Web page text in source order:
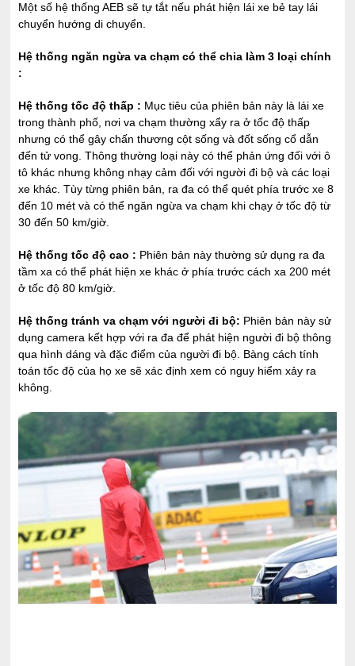
Một số hệ thống AEB sẽ tự tắt nếu phát hiện lái xe bẻ tay lái
chuyển hướng di chuyển.
Hệ thống ngăn ngừa va chạm có thể chia làm 3 loại chính
:
Hệ thống tốc độ thấp : Mục tiêu của phiên bản này là lái xe
trong thành phố, nơi va chạm thường xẩy ra ở tốc độ thấp
nhưng có thể gây chấn thương cột sống và đốt sống cổ dẫn
đến tử vong. Thông thường loại này có thể phản ứng đối với ô
tô khác nhưng không nhạy cảm đối với người đi bộ và các loại
xe khác. Tùy từng phiên bản, ra đa có thể quét phía trước xe 8
đến 10 mét và có thể ngăn ngừa va chạm khi chạy ở tốc độ từ
30 đến 50 km/giờ.
Hệ thống tốc độ cao : Phiên bản này thường sử dụng ra đa
tầm xa có thể phát hiện xe khác ở phía trước cách xa 200 mét
ở tốc độ 80 km/giờ.
Hệ thống tránh va chạm với người đi bộ: Phiên bản này sử
dụng camera kết hợp với ra đa để phát hiện người đi bộ thông
qua hình dáng và đặc điểm của người đi bộ. Bàng cách tính
toán tốc độ của họ xe sẽ xác định xem có nguy hiểm xảy ra
không.